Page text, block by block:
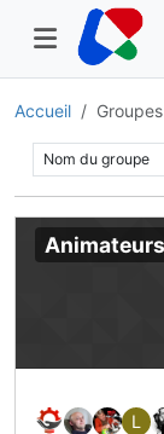
Accueil Groupes
L